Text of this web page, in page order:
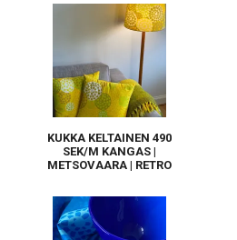
KUKKA KELTAINEN 490
SEK/M KANGAS |
METSOVAARA | RETRO